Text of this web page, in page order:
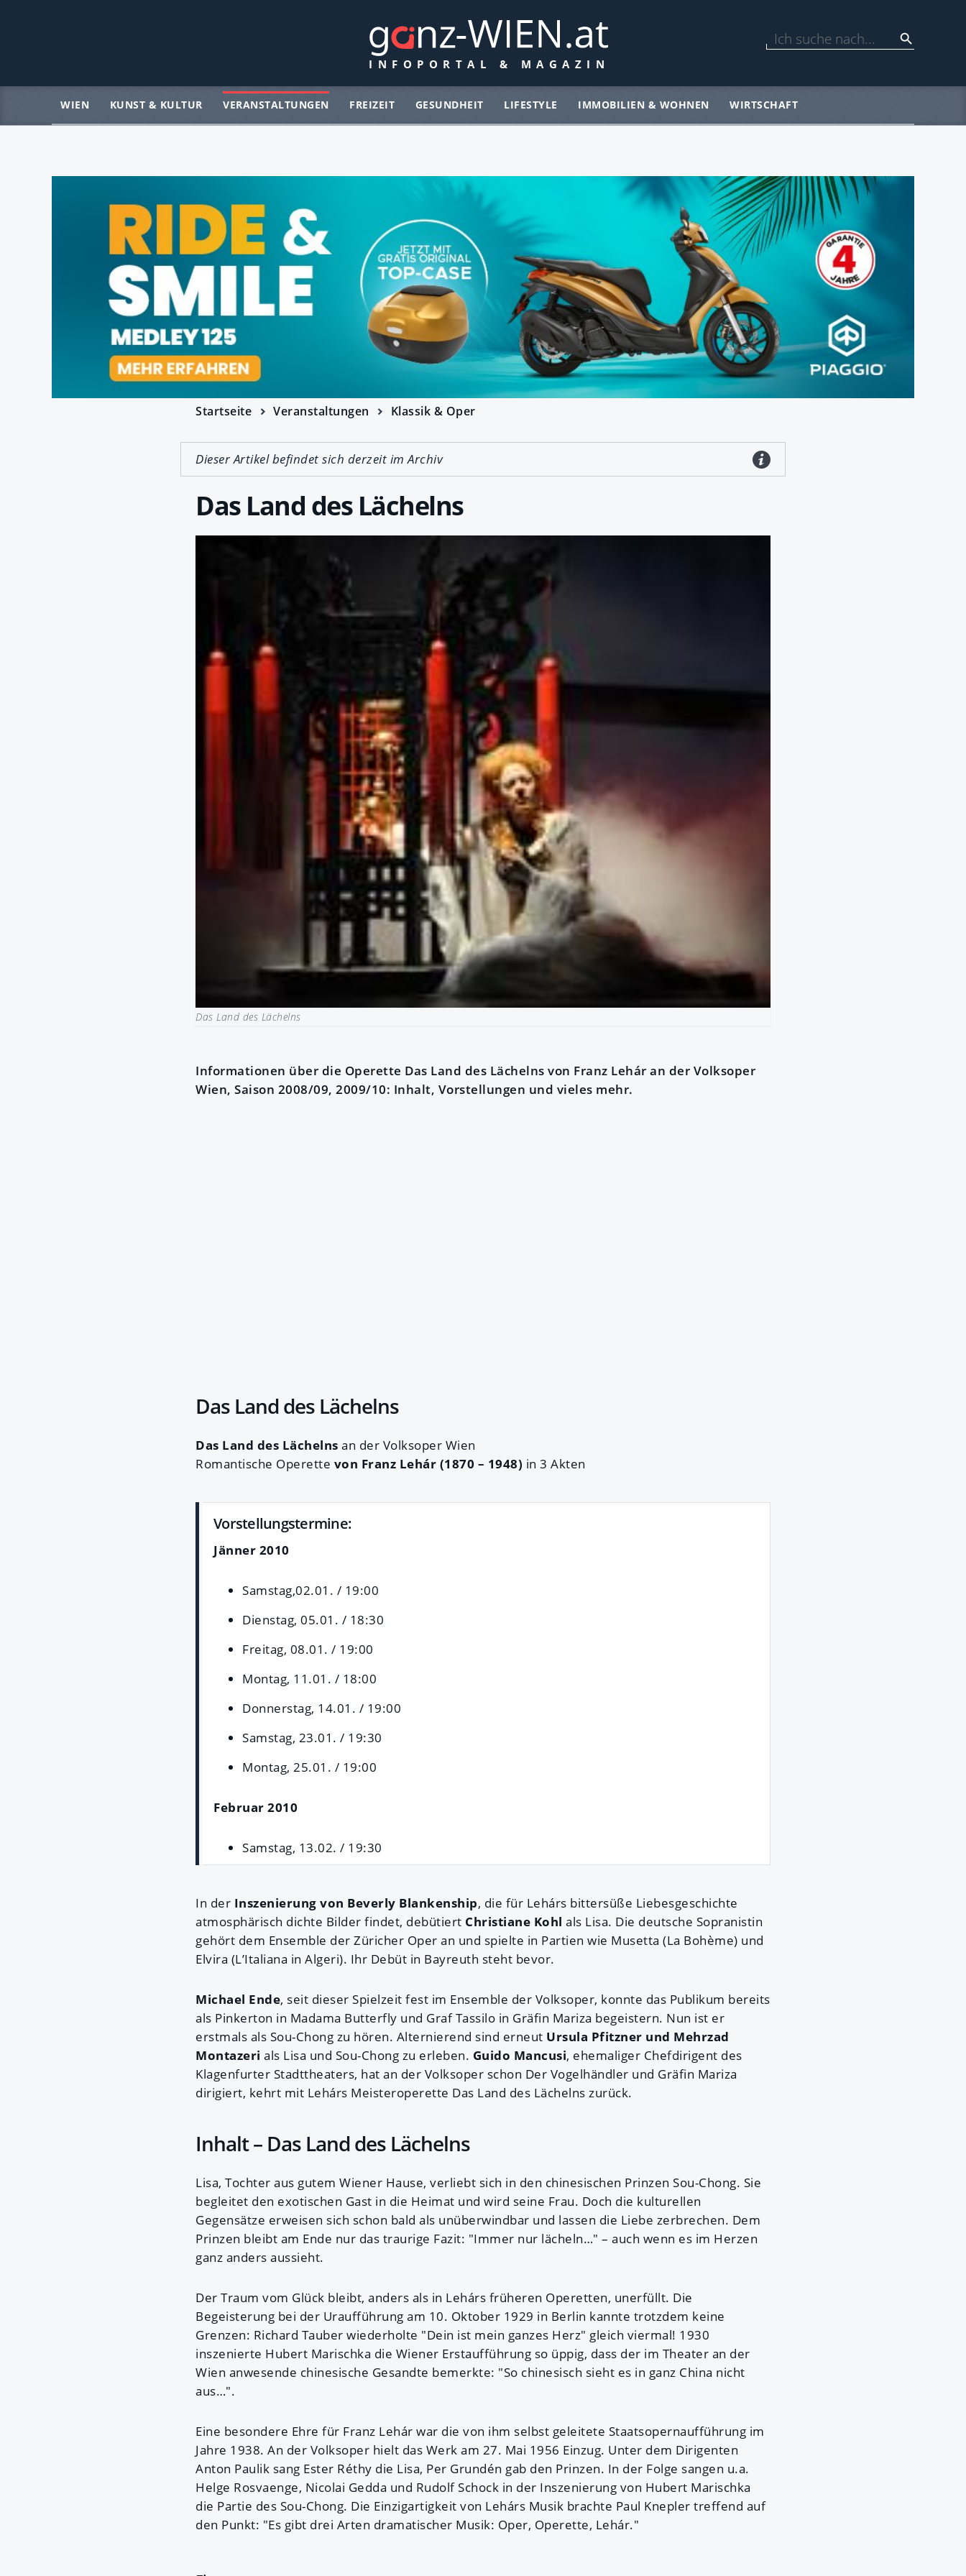
WIEN KUNST & KULTUR VERANSTALTUNGEN FREIZEIT GESUNDHEIT LIFESTYLE IMMOBILIEN & WOHNEN WIRTSCHAFT
Startseite Veranstaltungen Klassik & Oper
Dieser Artikel befindet sich derzeit im Archiv
Das Land des Lächelns
Das Land des Lächelns
Informationen über die Operette Das Land des Lächelns von Franz Lehár an der Volksoper
Wien, Saison 2008/09, 2009/10: Inhalt, Vorstellungen und vieles mehr.
Das Land des Lächelns
Das Land des Lächelns an der Volksoper Wien
Romantische Operette von Franz Lehár (1870 – 1948) in 3 Akten
Vorstellungstermine:
Jänner 2010
Samstag,02.01. / 19:00
Dienstag, 05.01. / 18:30
Freitag, 08.01. / 19:00
Montag, 11.01. / 18:00
Donnerstag, 14.01. / 19:00
Samstag, 23.01. / 19:30
Montag, 25.01. / 19:00
Februar 2010
Samstag, 13.02. / 19:30
In der Inszenierung von Beverly Blankenship, die für Lehárs bittersüße Liebesgeschichte
atmosphärisch dichte Bilder findet, debütiert Christiane Kohl als Lisa. Die deutsche Sopranistin
gehört dem Ensemble der Züricher Oper an und spielte in Partien wie Musetta (La Bohème) und
Elvira (L’Italiana in Algeri). Ihr Debüt in Bayreuth steht bevor.
Michael Ende, seit dieser Spielzeit fest im Ensemble der Volksoper, konnte das Publikum bereits
als Pinkerton in Madama Butterfly und Graf Tassilo in Gräfin Mariza begeistern. Nun ist er
erstmals als Sou-Chong zu hören. Alternierend sind erneut Ursula Pfitzner und Mehrzad
Montazeri als Lisa und Sou-Chong zu erleben. Guido Mancusi, ehemaliger Chefdirigent des
Klagenfurter Stadttheaters, hat an der Volksoper schon Der Vogelhändler und Gräfin Mariza
dirigiert, kehrt mit Lehárs Meisteroperette Das Land des Lächelns zurück.
Inhalt – Das Land des Lächelns
Lisa, Tochter aus gutem Wiener Hause, verliebt sich in den chinesischen Prinzen Sou-Chong. Sie
begleitet den exotischen Gast in die Heimat und wird seine Frau. Doch die kulturellen
Gegensätze erweisen sich schon bald als unüberwindbar und lassen die Liebe zerbrechen. Dem
Prinzen bleibt am Ende nur das traurige Fazit: "Immer nur lächeln…" – auch wenn es im Herzen
ganz anders aussieht.
Der Traum vom Glück bleibt, anders als in Lehárs früheren Operetten, unerfüllt. Die
Begeisterung bei der Uraufführung am 10. Oktober 1929 in Berlin kannte trotzdem keine
Grenzen: Richard Tauber wiederholte "Dein ist mein ganzes Herz" gleich viermal! 1930
inszenierte Hubert Marischka die Wiener Erstaufführung so üppig, dass der im Theater an der
Wien anwesende chinesische Gesandte bemerkte: "So chinesisch sieht es in ganz China nicht
aus…".
Eine besondere Ehre für Franz Lehár war die von ihm selbst geleitete Staatsopernaufführung im
Jahre 1938. An der Volksoper hielt das Werk am 27. Mai 1956 Einzug. Unter dem Dirigenten
Anton Paulik sang Ester Réthy die Lisa, Per Grundén gab den Prinzen. In der Folge sangen u.a.
Helge Rosvaenge, Nicolai Gedda und Rudolf Schock in der Inszenierung von Hubert Marischka
die Partie des Sou-Chong. Die Einzigartigkeit von Lehárs Musik brachte Paul Knepler treffend auf
den Punkt: "Es gibt drei Arten dramatischer Musik: Oper, Operette, Lehár."